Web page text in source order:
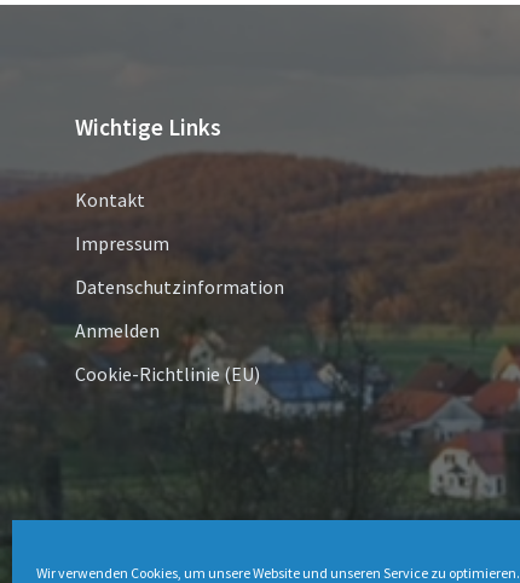
Wir verwenden Cookies, um unsere Website und unseren Service zu optimieren.
Wichtige Links
Kontakt
Impressum
Datenschutzinformation
Anmelden
Cookie-Richtlinie (EU)